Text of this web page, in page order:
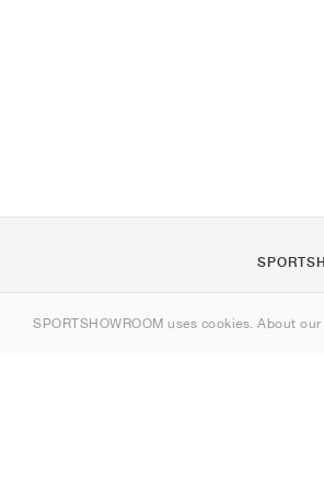
SPORTSHOWROOM uses cookies. About our
Kontakt